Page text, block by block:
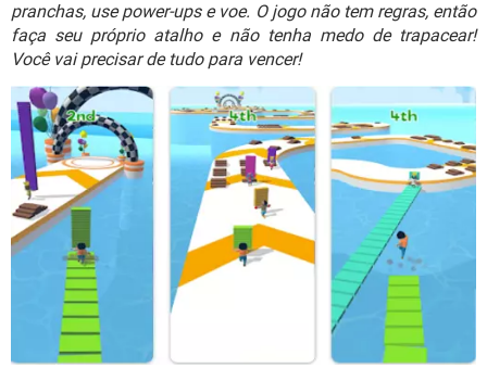
pranchas, use power-ups e voe. O jogo não tem regras, então
faça seu próprio atalho e não tenha medo de trapacear!
Você vai precisar de tudo para vencer!